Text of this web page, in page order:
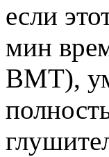
если
мин
ВМТ),